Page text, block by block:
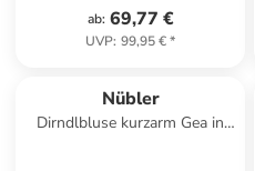
ab: 69,77 €
UVP: 99,95 €*
Nübler
Dirndlbluse kurzarm Gea in